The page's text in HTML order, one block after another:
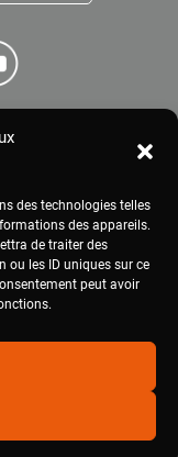
des technologies telles
des appareils.
de traiter des
ou les ID uniques sur ce
peut avoir